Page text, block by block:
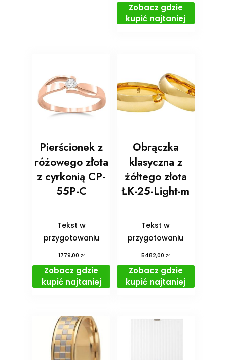
Zobacz gdzie
kupić najtaniej
Pierścionek z
różowego złota
z cyrkonią CP-
55P-C
Tekst w
przygotowaniu
1779,00 zł
Zobacz gdzie
kupić najtaniej
Obrączka
klasyczna z
żółtego złota
ŁK-25-Light-m
Tekst w
przygotowaniu
5482,00zł
Zobacz gdzie
kupić najtaniej